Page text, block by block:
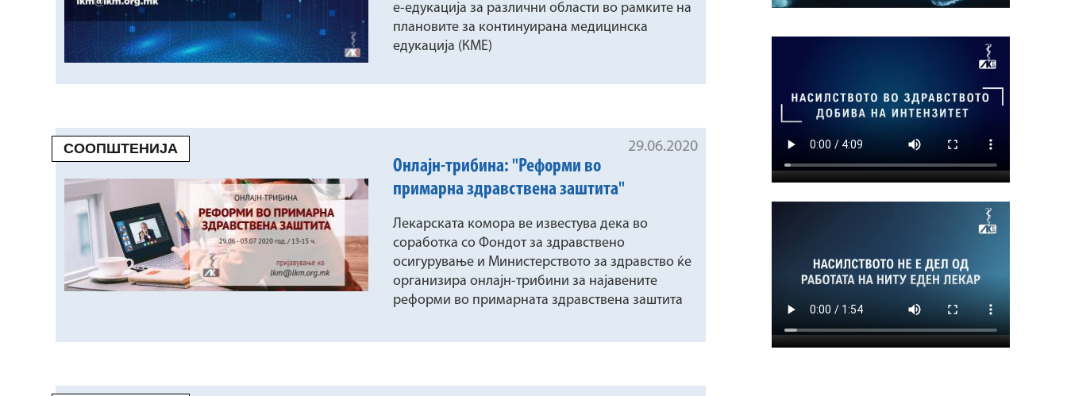
е-едукација за различни области во рамките на
плановите за континуирана медицинска
едукација (КМЕ)
СООПШТЕНИЈА 29.06.2020
Онлајн-трибина: "Реформи во
примарна здравствена заштита"
Лекарската комора ве известува дека во
соработка со Фондот за здравствено
осигурување и Министерството за здравство ќе
организира онлајн-трибини за најавените
реформи во примарната здравствена заштита